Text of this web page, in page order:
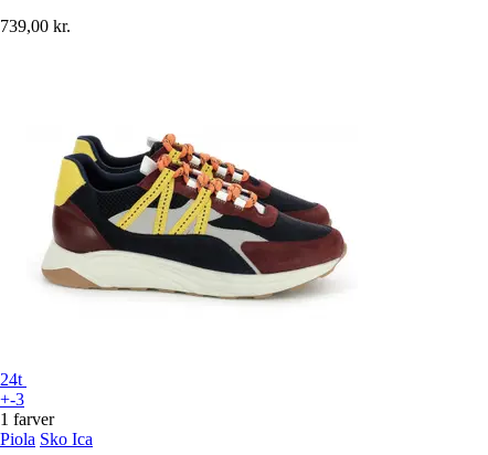
739,00 kr.
24t
+-3
1 farver
Piola Sko Ica